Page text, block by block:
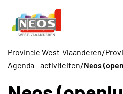
Provincie West-Vlaanderen/
Agenda - activiteiten/Neos